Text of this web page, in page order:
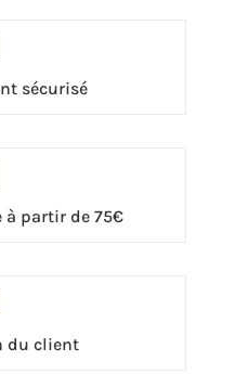
sécurisé
partir de 75€
du client